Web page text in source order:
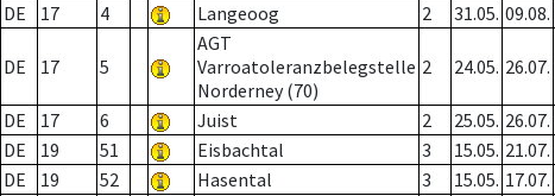
DE
17 4 Langeoog 2 31.05. 09.08.
DE 17 5
AGT
Varroatoleranzbelegstelle
Norderney (70)
2 24.05. 26.07.
DE 17 6 Juist 2 25.05. 26.07.
DE
19 51 Eisbachtal 3 15.05. 21.07.
DE
19 52 Hasental 3 15.05. 17.07.